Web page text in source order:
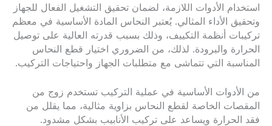
استخدام الأدوات اللازمة، لضمان تحقيق التشغيل الفعال للجهاز
وتحقيق الأداء المثالي. يُعتبر النحاس المادة الأساسية في معظم
تركيبات أنظمة التكييف، وذلك بسبب قدرته العالية على توصيل
الحرارة والبرودة. لذلك، من الضروري اختيار قطع النحاس
المناسبة التي تتماشى مع متطلبات الجهاز واحتياجات التركيب.
من الأدوات الأساسية في عملية التركيب تستخدم زوج من
المقصات الخاصة لقطع النحاس بزاوية مثالية، مما يقلل من
فقد الحرارة ويساعد على تركيب الأنابيب بشكل مشدود.